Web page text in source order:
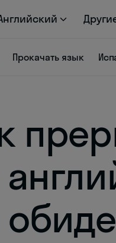
Прокачать язык